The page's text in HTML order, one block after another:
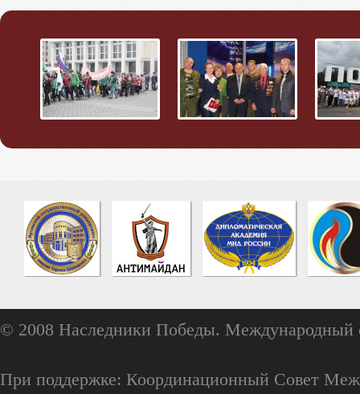
© 2008 Наследники Победы. Международный
При поддержке: Координационный Совет